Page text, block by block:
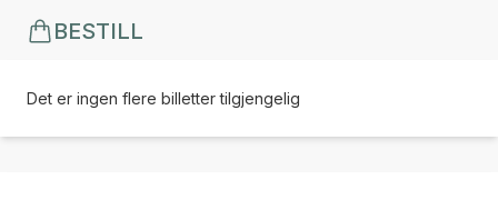
BESTILL
Det er ingen flere billetter tilgjengelig